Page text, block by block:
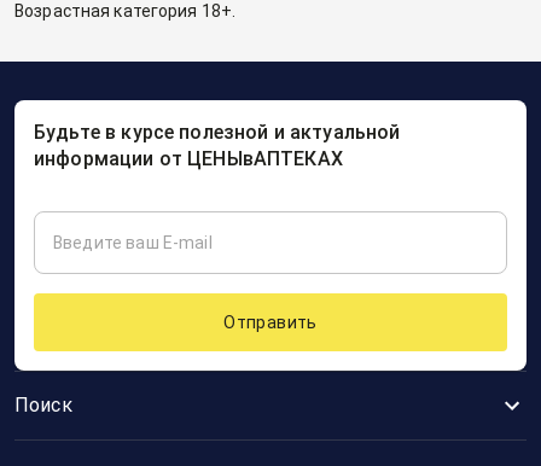
Возрастная категория 18+.
Поиск
Будьте в курсе полезной и актуальной
информации от ЦЕНЫвАПТЕКАХ
Отправить